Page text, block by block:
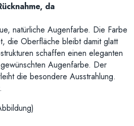
da
natürliche Augenfarbe. Die Farbe
die Oberfläche bleibt damit glatt
schaffen einen eleganten
Augenfarbe. Der
die besondere Ausstrahlung.